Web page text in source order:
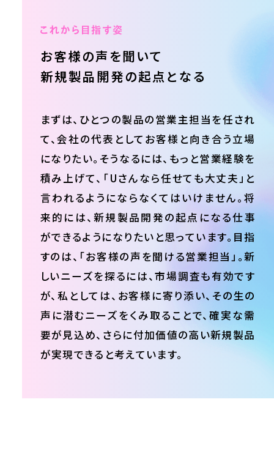
お客様の声を聞いて
新規製品開発の起点となる
まずは、ひとつの製品の営業主担当を任され
て、会社の代表としてお客様と向き合う立場
になりたい。そうなるには、もっと営業経験を
積み上げて、「Uさんなら任せても大丈夫」と
言われるようにならなくてはいけません。将
来的には、新規製品開発の起点になる仕事
ができるようになりたいと思っています。目指
すのは、「お客様の声を聞ける営業担当」。新
しいニーズを探るには、市場調査も有効です
が、私としては、お客様に寄り添い、その生の
声に潜むニーズをくみ取ることで、確実な需
要が見込め、さらに付加価値の高い新規製品
が実現できると考えています。